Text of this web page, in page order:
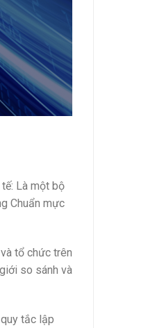
Là một bộ
Chuẩn mực
tổ chức trên
so sánh và
tắc lập